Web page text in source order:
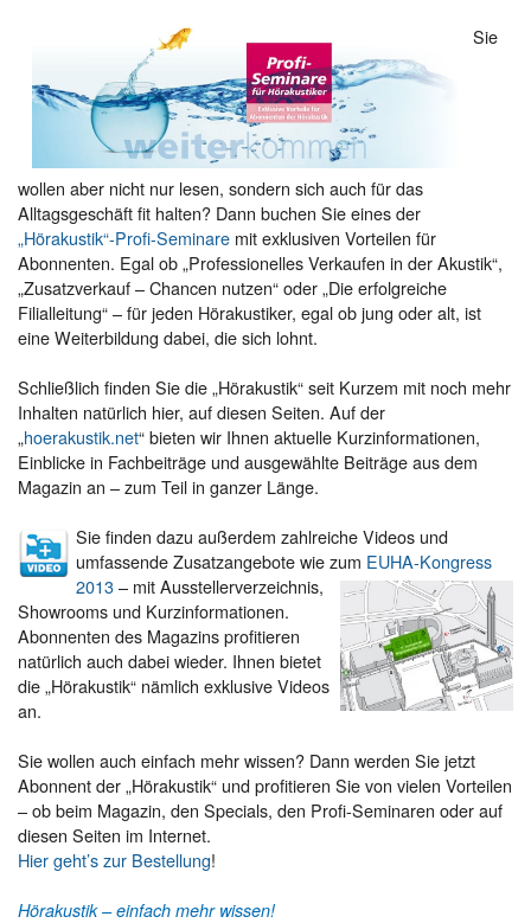
Sie
wollen aber nicht nur lesen, sondern sich auch für das
Alltagsgeschäft fit halten? Dann buchen Sie eines der
„Hörakustik“-Profi-Seminare mit exklusiven Vorteilen für
Abonnenten. Egal ob „Professionelles Verkaufen in der Akustik“,
„Zusatzverkauf – Chancen nutzen“ oder „Die erfolgreiche
Filialleitung“ – für jeden Hörakustiker, egal ob jung oder alt, ist
eine Weiterbildung dabei, die sich lohnt.
Schließlich finden Sie die „Hörakustik“ seit Kurzem mit noch mehr
Inhalten natürlich hier, auf diesen Seiten. Auf der
„hoerakustik.net“ bieten wir Ihnen aktuelle Kurzinformationen,
Einblicke in Fachbeiträge und ausgewählte Beiträge aus dem
Magazin an – zum Teil in ganzer Länge.
Sie finden dazu außerdem zahlreiche Videos und
umfassende Zusatzangebote wie zum EUHA-Kongress
2013– mit Ausstellerverzeichnis,
Showrooms und Kurzinformationen.
Abonnenten des Magazins profitieren
natürlich auch dabei wieder. Ihnen bietet
die „Hörakustik“ nämlich exklusive Videos
an.
Sie wollen auch einfach mehr wissen? Dann werden Sie jetzt
Abonnent der „Hörakustik“ und profitieren Sie von vielen Vorteilen
– ob beim Magazin, den Specials, den Profi-Seminaren oder auf
diesen Seiten im Internet.
Hier geht’s zur Bestellung!
Hörakustik – einfach mehr wissen!